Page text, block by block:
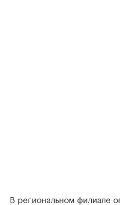
В региональном филиале